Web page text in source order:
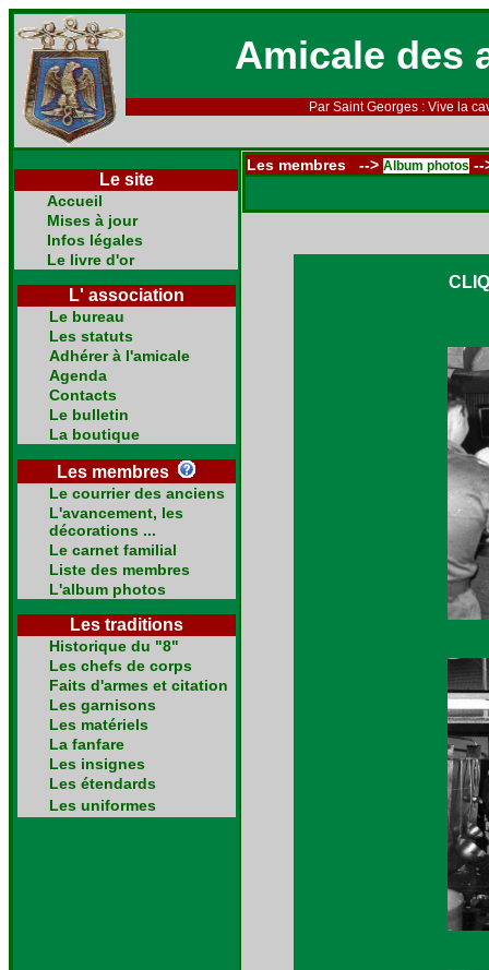
Amicale des
Par Saint Georges : Vive la
Le site
Accueil
Mises à jour
Infos légales
Le livre d'or
L' association
Le bureau
Les statuts
Adhérer à l'amicale
Agenda
Contacts
Le bulletin
La boutique
Les membres
Le courrier des anciens
L'avancement, les
décorations ...
Le carnet familial
Liste des membres
L'album photos
Les traditions
Historique du "8"
Les chefs de corps
Faits d'armes et citation
Les garnisons
Les matériels
La fanfare
Les insignes
Les étendards
Les uniformes
Les membres --> Album photos --